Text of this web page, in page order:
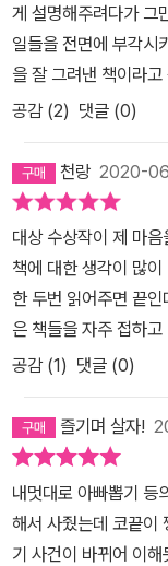
게 설명해주려다가 그
일들을 전면에 부각시
을 잘 그려낸 책이라고
공감 (2) 댓글 (0)
천랑 2020-
대상 수상작이 제 마
책에 대한 생각이 많
한 두번 읽어주면 끝
은 책들을 자주 접하
공감 (1) 댓글 (0)
즐기며 살자!
내멋대로 아빠뽑기 등
해서 사줬는데 코끝이
기 사건이 바뀌어 이